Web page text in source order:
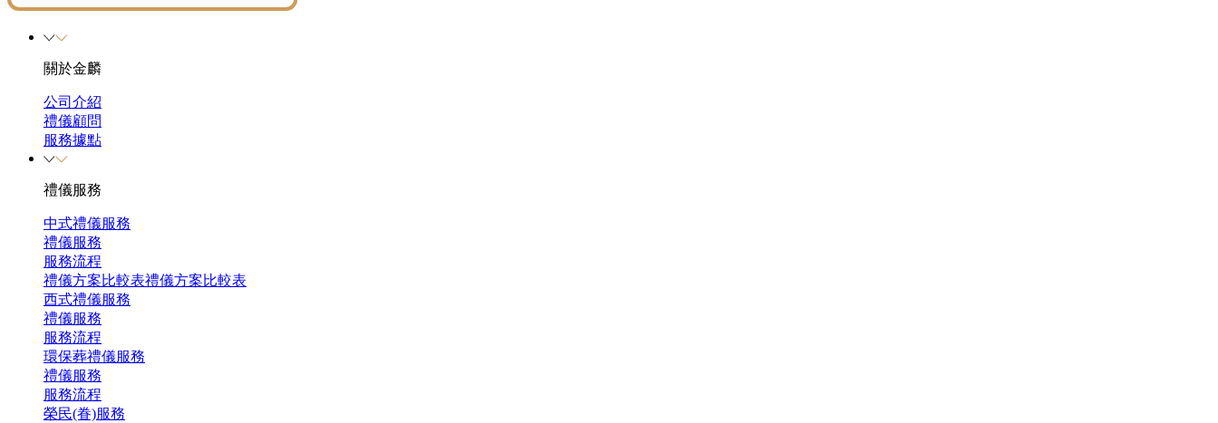
關於金麟
公司介紹
禮儀顧問
服務據點
禮儀服務
中式禮儀服務
禮儀服務
服務流程
禮儀方案比較表禮儀方案比較表
西式禮儀服務
禮儀服務
服務流程
環保葬禮儀服務
禮儀服務
服務流程
榮民(眷)服務